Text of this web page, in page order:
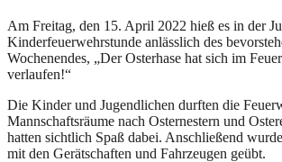
Am Freitag, den 15. April 2022 hieß es in der
Kinderfeuerwehrstunde anlässlich des
Wochenendes, „Der Osterhase hat sich im
verlaufen!“
Die Kinder und Jugendlichen durften die
Mannschaftsräume nach Osternestern und
hatten sichtlich Spaß dabei. Anschließend
mit den Gerätschaften und Fahrzeugen geübt.